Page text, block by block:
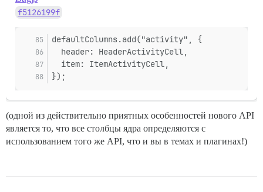
f5126199f
defaultColumns.add("activity", {
  header: HeaderActivityCell,
  item: ItemActivityCell,
});
(одной из действительно приятных особенностей нового API
является то, что все столбцы ядра определяются с
использованием того же API, что и вы в темах и плагинах!)